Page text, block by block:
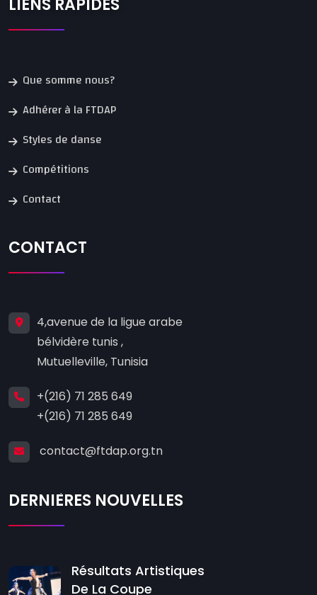
LIENS RAPIDES
Que somme nous?
Adhérer à la FTDAP
Styles de danse
Compétitions
Contact
CONTACT
4,avenue de la ligue arabe
bélvidère tunis ,
Mutuelleville, Tunisia
+(216) 71 285 649
+(216) 71 285 649
contact@ftdap.org.tn
DERNIÈRES NOUVELLES
Résultats Artistiques
De La Coupe